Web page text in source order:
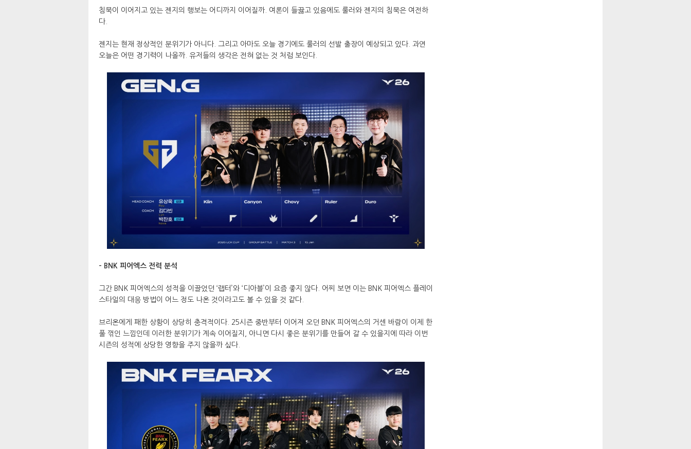
침묵이 이어지고 있는 젠지의 행보는 어디까지 이어질까. 여론이 들끓고 있음에도 룰러와 젠지의 침묵은 여전하
다.
젠지는 현재 정상적인 분위기가 아니다. 그리고 아마도 오늘 경기에도 룰러의 선발 출장이 예상되고 있다. 과연
오늘은 어떤 경기력이 나올까. 유저들의 생각은 전혀 없는 것 처럼 보인다.
- BNK 피어엑스 전력 분석
그간 BNK 피어엑스의 성적을 이끌었던 ‘랩터’와 ‘디아블’이 요즘 좋지 않다. 어찌 보면 이는 BNK 피어엑스 플레이
스타일의 대응 방법이 어느 정도 나온 것이라고도 볼 수 있을 것 같다.
브리온에게 패한 상황이 상당히 충격적이다. 25시즌 중반부터 이어져 오던 BNK 피어엑스의 거센 바람이 이제 한
풀 꺾인 느낌인데 이러한 분위기가 계속 이어질지, 아니면 다시 좋은 분위기를 만들어 갈 수 있을지에 따라 이번
시즌의 성적에 상당한 영향을 주지 않을까 싶다.